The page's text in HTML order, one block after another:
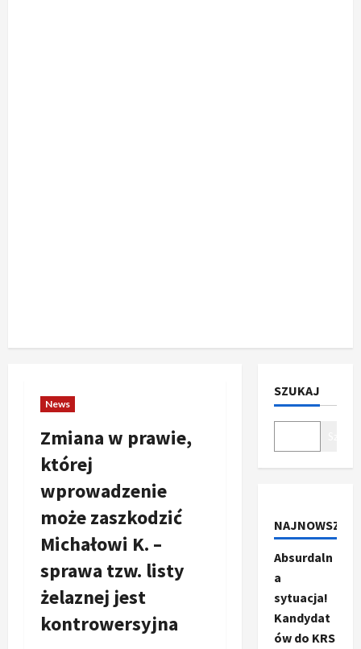
News
Zmiana w prawie,
której
wprowadzenie
może zaszkodzić
Michałowi K. –
sprawa tzw. listy
żelaznej jest
kontrowersyjna
SZUKAJ
NAJNOWSZE
Absurdaln
a
sytuacja!
Kandydat
ów do KRS